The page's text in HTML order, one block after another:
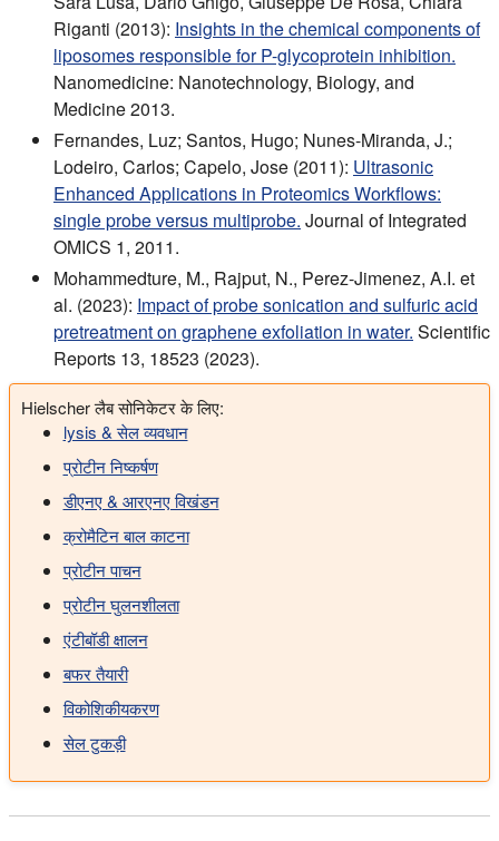
Riganti (2013): Insights in the chemical components of
liposomes responsible for P-glycoprotein inhibition.
Nanomedicine: Nanotechnology, Biology, and
Medicine 2013.
Fernandes, Luz; Santos, Hugo; Nunes-Miranda, J.;
Lodeiro, Carlos; Capelo, Jose (2011): Ultrasonic
Enhanced Applications in Proteomics Workflows:
single probe versus multiprobe. Journal of Integrated
OMICS 1, 2011.
Mohammedture, M., Rajput, N., Perez-Jimenez, A.I. et
al. (2023): Impact of probe sonication and sulfuric acid
pretreatment on graphene exfoliation in water. Scientific
Reports 13, 18523 (2023).
Hielscher लैब सोनिकेटर के लिए:
lysis & सेल व्यवधान
प्रोटीन निष्कर्षण
डीएनए & आरएनए विखंडन
क्रोमैटिन बाल काटना
प्रोटीन पाचन
प्रोटीन घुलनशीलता
एंटीबॉडी क्षालन
बफर तैयारी
विकोशिकीयकरण
सेल टुकड़ी